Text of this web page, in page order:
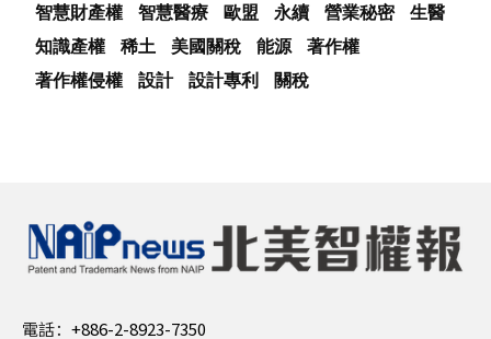
智慧財產權
智慧醫療 歐盟 永續 營業秘密
生醫
知識產權
稀土 美國關稅 能源
著作權
著作權侵權
設計 設計專利 關稅
電話： +886-2-8923-7350